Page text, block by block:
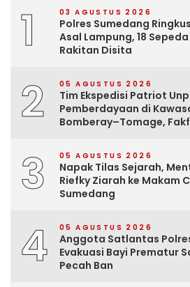
1 03 AGUSTUS 2026
Polres Sumedang
Asal Lampung, 18
Rakitan Disita
2 05 AGUSTUS 2026
Tim Ekspedisi Patriot
Pemberdayaan di
Bomberay–Tomage,
3 05 AGUSTUS 2026
Napak Tilas Sejarah,
Riefky Ziarah ke Makam
Sumedang
4 05 AGUSTUS 2026
Anggota Satlantas
Evakuasi Bayi Prematur
Pecah Ban